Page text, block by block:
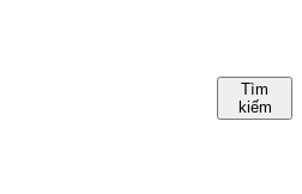
Tìm
kiếm